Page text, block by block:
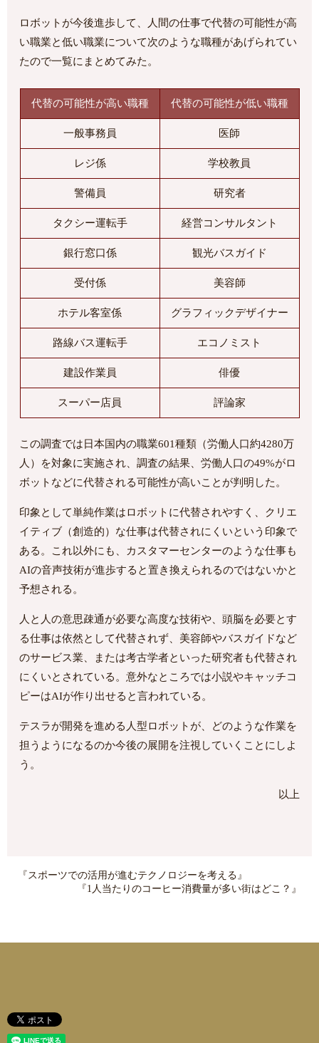
ロボットが今後進歩して、人間の仕事で代替の可能性が高
い職業と低い職業について次のような職種があげられてい
たので一覧にまとめてみた。
代替の可能性が高い職種 代替の可能性が低い職種
一般事務員 医師
レジ係 学校教員
警備員 研究者
タクシー運転手 経営コンサルタント
銀行窓口係 観光バスガイド
受付係 美容師
ホテル客室係 グラフィックデザイナー
路線バス運転手 エコノミスト
建設作業員 俳優
スーパー店員 評論家
この調査では日本国内の職業601種類（労働人口約4280万
人）を対象に実施され、調査の結果、労働人口の49%がロ
ボットなどに代替される可能性が高いことが判明した。
印象として単純作業はロボットに代替されやすく、クリエ
イティブ（創造的）な仕事は代替されにくいという印象で
ある。これ以外にも、カスタマーセンターのような仕事も
AIの音声技術が進歩すると置き換えられるのではないかと
予想される。
人と人の意思疎通が必要な高度な技術や、頭脳を必要とす
る仕事は依然として代替されず、美容師やバスガイドなど
のサービス業、または考古学者といった研究者も代替され
にくいとされている。意外なところでは小説やキャッチコ
ピーはAIが作り出せると言われている。
テスラが開発を進める人型ロボットが、どのような作業を
担うようになるのか今後の展開を注視していくことにしよ
う。
以上
『スポーツでの活用が進むテクノロジーを考える』
『1人当たりのコーヒー消費量が多い街はどこ？』